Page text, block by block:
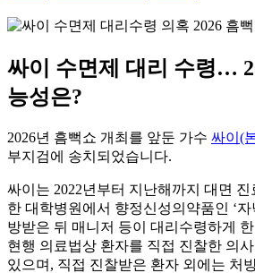
싸이 수면제 대리 수령…
능성은?
2026년 흠뻑쇼 개최를 앞둔 가수 싸이(
부지검에 송치되었습니다.
싸이는 2022년부터 지난해까지 대면 진
한 대학병원에서 향정신성의약품인 ‘자
방받은 뒤 매니저 등이 대리수령하게
현행 의료법상 환자를 직접 진찰한 의
있으며, 직접 진찰받은 환자 외에는 처